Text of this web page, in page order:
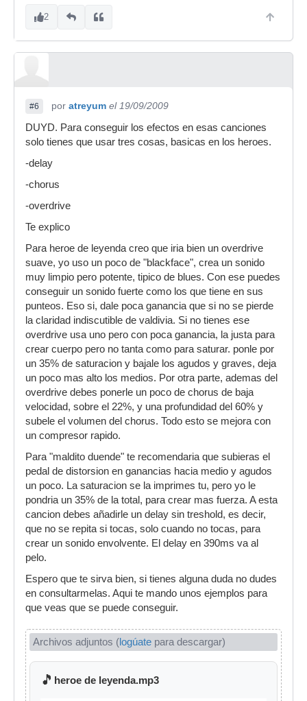
2
#6 por atreyum el 19/09/2009
DUYD. Para conseguir los efectos en esas canciones
solo tienes que usar tres cosas, basicas en los heroes.
-delay
-chorus
-overdrive
Te explico
Para heroe de leyenda creo que iria bien un overdrive
suave, yo uso un poco de "blackface", crea un sonido
muy limpio pero potente, tipico de blues. Con ese puedes
conseguir un sonido fuerte como los que tiene en sus
punteos. Eso si, dale poca ganancia que si no se pierde
la claridad indiscutible de valdivia. Si no tienes ese
overdrive usa uno pero con poca ganancia, la justa para
crear cuerpo pero no tanta como para saturar. ponle por
un 35% de saturacion y bajale los agudos y graves, deja
un poco mas alto los medios. Por otra parte, ademas del
overdrive debes ponerle un poco de chorus de baja
velocidad, sobre el 22%, y una profundidad del 60% y
subele el volumen del chorus. Todo esto se mejora con
un compresor rapido.
Para "maldito duende" te recomendaria que subieras el
pedal de distorsion en ganancias hacia medio y agudos
un poco. La saturacion se la imprimes tu, pero yo le
pondria un 35% de la total, para crear mas fuerza. A esta
cancion debes añadirle un delay sin treshold, es decir,
que no se repita si tocas, solo cuando no tocas, para
crear un sonido envolvente. El delay en 390ms va al
pelo.
Espero que te sirva bien, si tienes alguna duda no dudes
en consultarmelas. Aqui te mando unos ejemplos para
que veas que se puede conseguir.
Archivos adjuntos (logúate para descargar)
🎵 heroe de leyenda.mp3